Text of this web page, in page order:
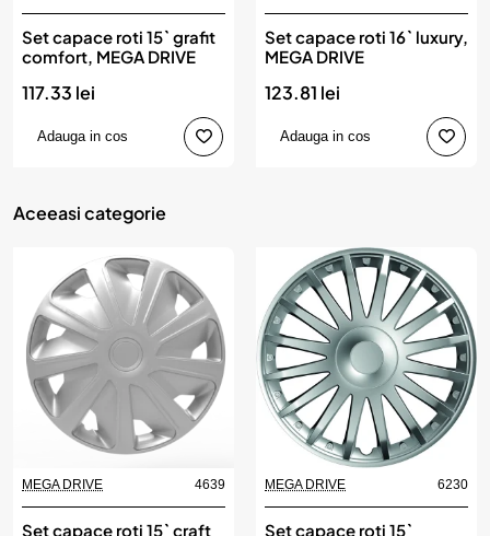
Set capace roti 15` grafit
comfort, MEGA DRIVE
117.33 lei
Adauga in cos
Set capace roti 16` luxury,
MEGA DRIVE
123.81 lei
Adauga in cos
Aceeasi categorie
MEGA DRIVE 4639
Set capace roti 15` craft
MEGA DRIVE 6230
Set capace roti 15`